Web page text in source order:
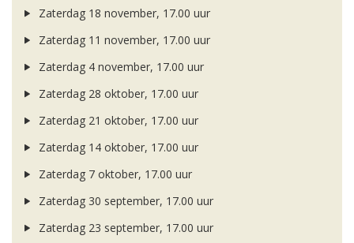
Zaterdag 18 november, 17.00 uur
Zaterdag 11 november, 17.00 uur
Zaterdag 4 november, 17.00 uur
Zaterdag 28 oktober, 17.00 uur
Zaterdag 21 oktober, 17.00 uur
Zaterdag 14 oktober, 17.00 uur
Zaterdag 7 oktober, 17.00 uur
Zaterdag 30 september, 17.00 uur
Zaterdag 23 september, 17.00 uur